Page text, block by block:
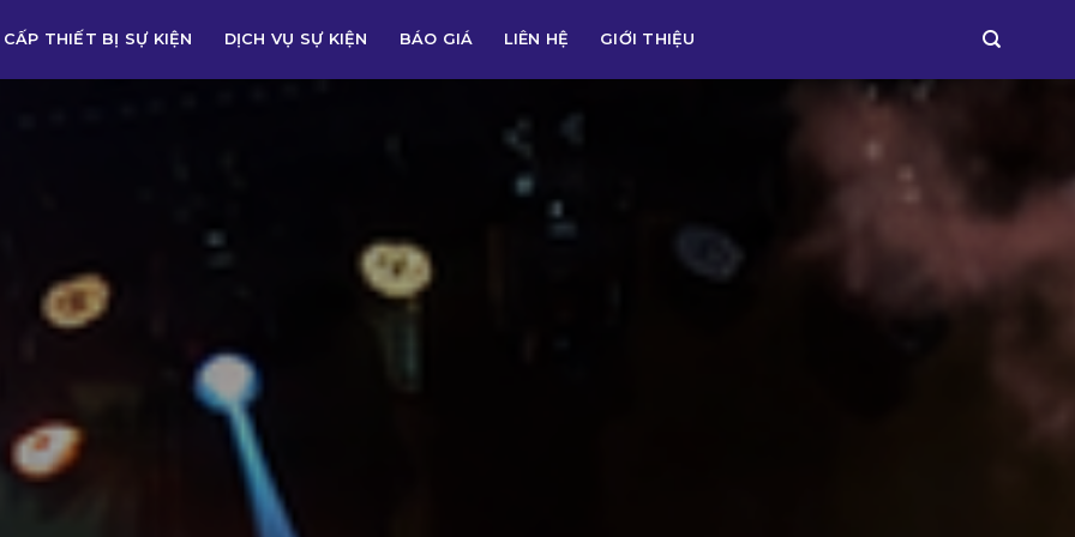
CẤP THIẾT BỊ SỰ KIỆN DỊCH VỤ SỰ KIỆN BÁO GIÁ LIÊN HỆ GIỚI THIỆU